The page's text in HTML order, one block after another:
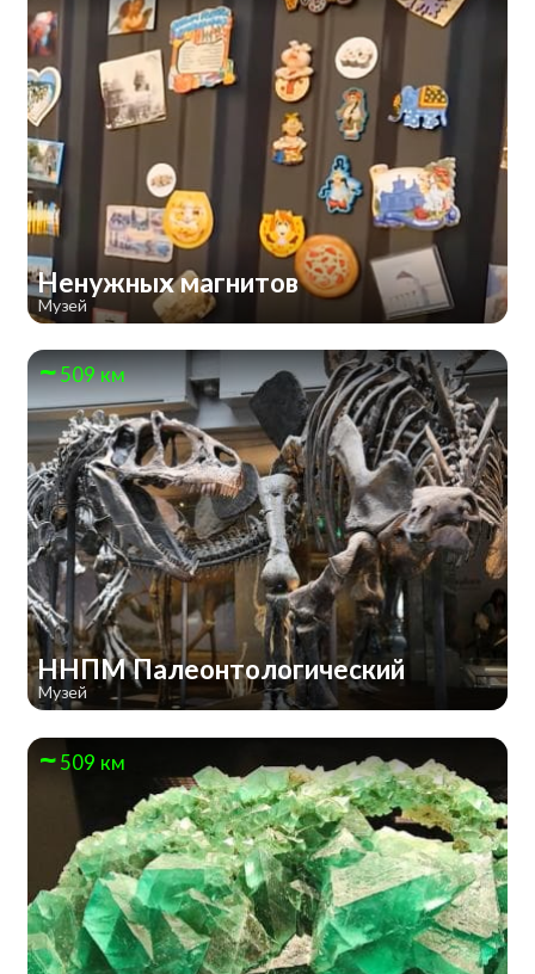
Ненужных магнитов
Музей
509 км
ННПМ Палеонтологический
Музей
509 км